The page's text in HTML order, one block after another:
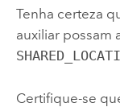
Tenha certeza
auxiliar possam
Certifique-se